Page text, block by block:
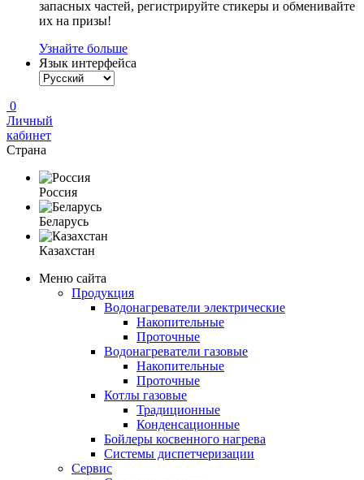
запасных частей, регистрируйте стикеры и обменивайте
их на призы!
Узнайте больше
Язык интерфейса
0
Личный
кабинет
Страна
Россия
Беларусь
Казахстан
Меню сайта
Продукция
Водонагреватели электрические
Накопительные
Проточные
Водонагреватели газовые
Накопительные
Проточные
Котлы газовые
Традиционные
Конденсационные
Бойлеры косвенного нагрева
Системы диспетчеризации
Сервис